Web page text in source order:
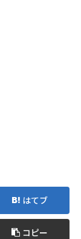
はてブ
コピー